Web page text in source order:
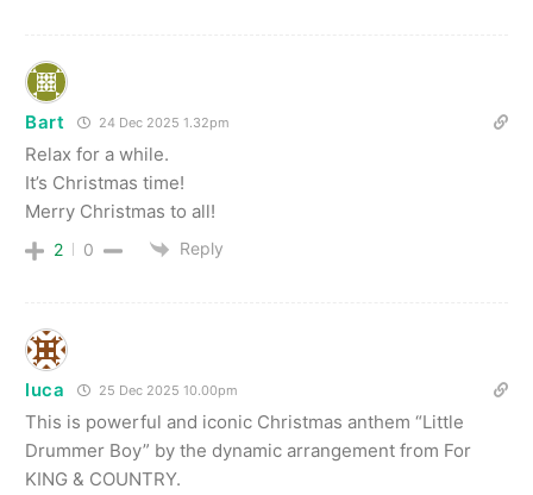
Bart 24 Dec 2025 1.32pm
Relax for a while.
It’s Christmas time!
Merry Christmas to all!
2 0 Reply
luca 25 Dec 2025 10.00pm
This is powerful and iconic Christmas anthem “Little
Drummer Boy” by the dynamic arrangement from For
KING & COUNTRY.